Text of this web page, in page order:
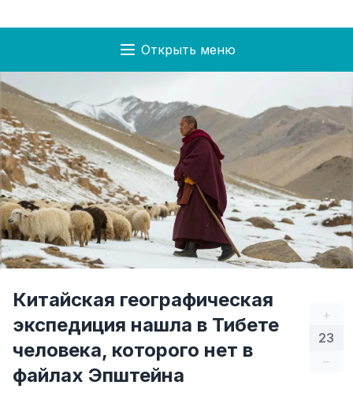
Открыть меню
+
23
–
Китайская географическая
экспедиция нашла в Тибете
человека, которого нет в
файлах Эпштейна